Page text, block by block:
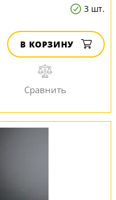
3 шт.
В КОРЗИНУ